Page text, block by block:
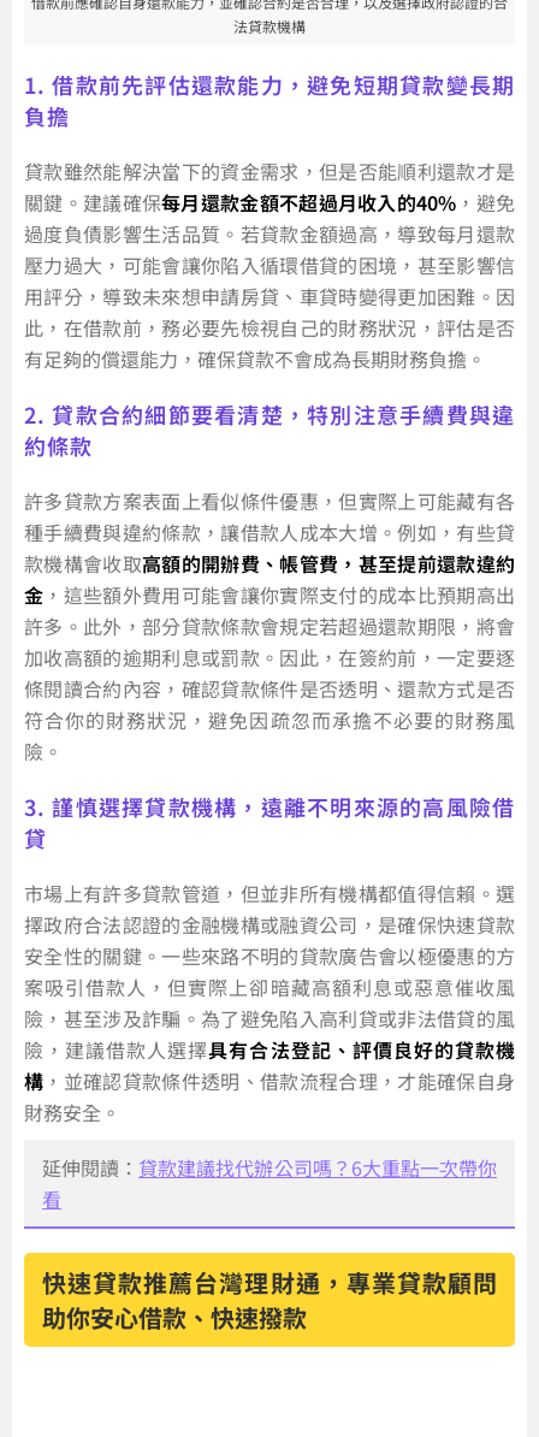
法貸款機構
1. 借款前先評估還款能力，避免短期貸款變長期
負擔
貸款雖然能解決當下的資金需求，但是否能順利還款才是
關鍵。建議確保每月還款金額不超過月收入的40% ，避免
過度負債影響生活品質。若貸款金額過高，導致每月還款
壓力過大，可能會讓你陷入循環借貸的困境，甚至影響信
用評分，導致未來想申請房貸、車貸時變得更加困難。因
此，在借款前，務必要先檢視自己的財務狀況，評估是否
有足夠的償還能力，確保貸款不會成為長期財務負擔。
2. 貸款合約細節要看清楚，特別注意手續費與違
約條款
許多貸款方案表面上看似條件優惠，但實際上可能藏有各
種手續費與違約條款，讓借款人成本大增。例如，有些貸
款機構會收取高額的開辦費、帳管費，甚至提前還款違約
金 ，這些額外費用可能會讓你實際支付的成本比預期高出
許多。此外，部分貸款條款會規定若超過還款期限，將會
加收高額的逾期利息或罰款。因此，在簽約前，一定要逐
條閱讀合約內容，確認貸款條件是否透明、還款方式是否
符合你的財務狀況，避免因疏忽而承擔不必要的財務風
險。
3. 謹慎選擇貸款機構，遠離不明來源的高風險借
貸
市場上有許多貸款管道，但並非所有機構都值得信賴。選
擇政府合法認證的金融機構或融資公司，是確保快速貸款
安全性的關鍵。一些來路不明的貸款廣告會以極優惠的方
案吸引借款人，但實際上卻暗藏高額利息或惡意催收風
險，甚至涉及詐騙。為了避免陷入高利貸或非法借貸的風
險，建議借款人選擇具有合法登記、評價良好的貸款機
構 ，並確認貸款條件透明、借款流程合理，才能確保自身
財務安全。
延伸閱讀： 貸款建議找代辦公司嗎？6大重點一次帶你
看
快速貸款推薦台灣理財通，專業貸款顧問
助你安心借款、快速撥款